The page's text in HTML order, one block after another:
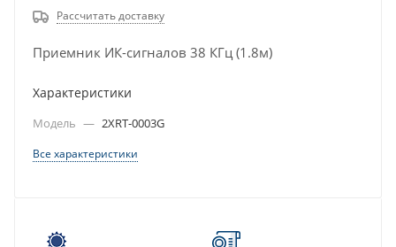
Рассчитать доставку
Приемник ИК-сигналов 38 КГц (1.8м)
Характеристики
Модель — 2XRT-0003G
Все характеристики